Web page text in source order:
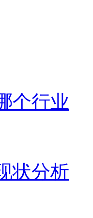
个行业
状分析